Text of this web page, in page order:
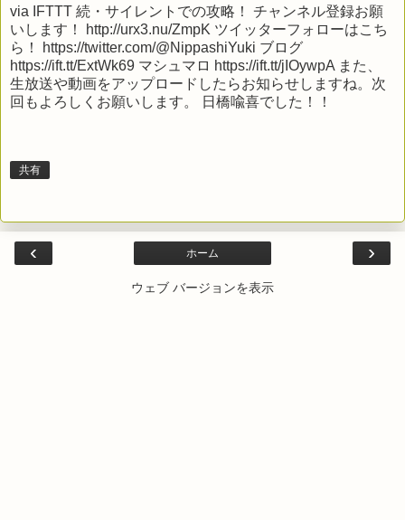
via IFTTT 続・サイレントでの攻略！ チャンネル登録お願
いします！ http://urx3.nu/ZmpK ツイッターフォローはこち
ら！ https://twitter.com/@NippashiYuki ブログ
https://ift.tt/ExtWk69 マシュマロ https://ift.tt/jIOywpA また、
生放送や動画をアップロードしたらお知らせしますね。次
回もよろしくお願いします。 日橋喩喜でした！！
共有
‹ ›
ホーム
ウェブ バージョンを表示